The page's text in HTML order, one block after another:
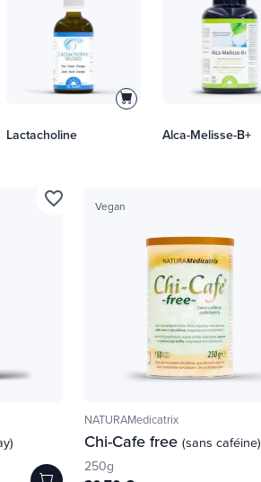
Lactacholine Alca-Melisse-B+
favorite_border Vegan
NATURAMedicatrix
Chi-Cafe free (sans caféine)
250g